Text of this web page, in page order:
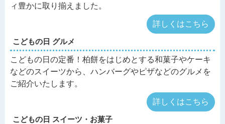
ィ豊かに取り揃えました。
詳しくはこちら
こどもの日 グルメ
こどもの日の定番！柏餅をはじめとする和菓子やケーキ
などのスイーツから、ハンバーグやピザなどのグルメを
ご紹介いたします。
詳しくはこちら
こどもの日 スイーツ・お菓子